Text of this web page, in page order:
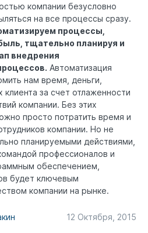
компании безусловно
на все процессы сразу.
процессы,
тщательно планируя и
внедрения
Автоматизация
нам время, деньги,
за счет отлаженности
компании. Без этих
просто потратить время и
компании. Но не
планируемыми действиями,
профессионалов и
обеспечением,
будет ключевым
компании на рынке.
12 Октября, 2015